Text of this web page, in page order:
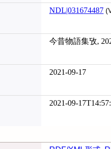
NDL|031674487
今昔物語集攷,
2021-09-17
2021-09-